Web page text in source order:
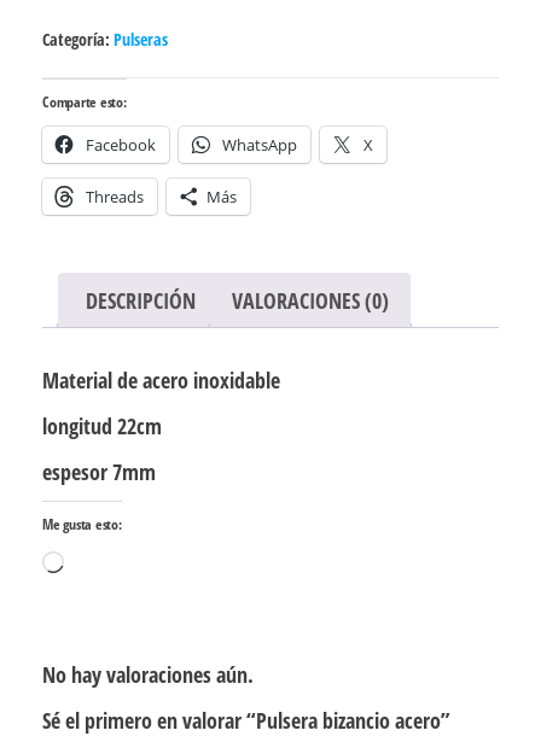
Categoría: Pulseras
Comparte esto:
Facebook WhatsApp X
Threads Más
DESCRIPCIÓN VALORACIONES (0)
Material de acero inoxidable
longitud 22cm
espesor 7mm
Me gusta esto:
Cargando...
No hay valoraciones aún.
Sé el primero en valorar “Pulsera bizancio acero”